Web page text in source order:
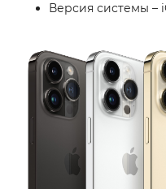
Версия системы –